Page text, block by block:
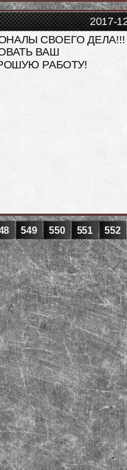
2017-
СВОЕГО ДЕЛА!!!
ВАШ
РАБОТУ!
549 550 551 552